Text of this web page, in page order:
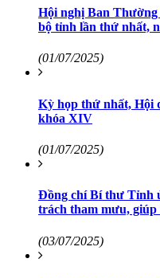
Hội nghị Ban
bộ tỉnh lần thứ nhất,
(01/07/2025)
Kỳ họp thứ nhất, Hội
khóa XIV
(01/07/2025)
Đồng chí Bí thư Tỉnh
trách tham mưu, giúp
(03/07/2025)